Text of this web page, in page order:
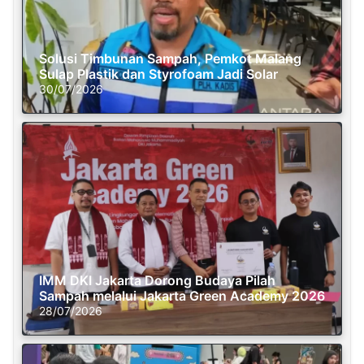
Solusi Timbunan Sampah, Pemkot Malang
Sulap Plastik dan Styrofoam Jadi Solar
30/07/2026
IMM DKI Jakarta Dorong Budaya Pilah
Sampah melalui Jakarta Green Academy 2026
28/07/2026